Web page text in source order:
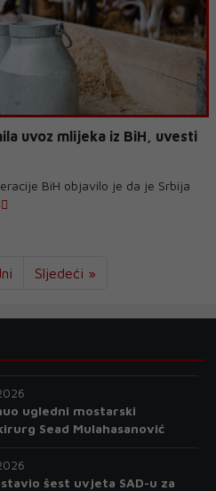
uvoz mlijeka iz BiH, uvesti
BiH objavilo je da je Srbija
Sljedeći »
ugledni mostarski
Sead Mulahasanović
šest uvjeta SAD-u za